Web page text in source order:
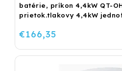
batérie, príkon 4,4kW QT-
prietok.tlakovy 4,4kW
€166,35